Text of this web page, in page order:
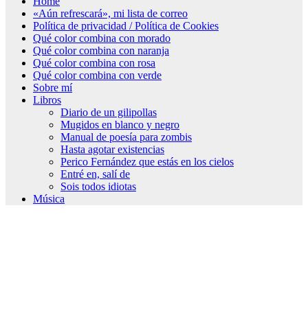
«Aún refrescará», mi lista de correo
Política de privacidad / Política de Cookies
Qué color combina con morado
Qué color combina con naranja
Qué color combina con rosa
Qué color combina con verde
Sobre mí
Libros
Diario de un gilipollas
Mugidos en blanco y negro
Manual de poesía para zombis
Hasta agotar existencias
Perico Fernández que estás en los cielos
Entré en, salí de
Sois todos idiotas
Música